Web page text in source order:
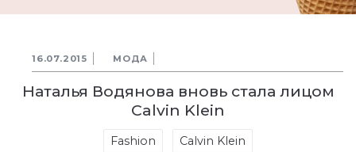
16.07.2015 МОДА
Наталья Водянова вновь стала лицом
Calvin Klein
Fashion Calvin Klein